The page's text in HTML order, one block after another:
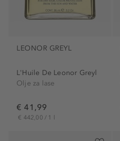
LEONOR GREYL
L'Huile De Leonor Greyl
Olje za lase
€ 41,99
€ 442,00 / 1 l